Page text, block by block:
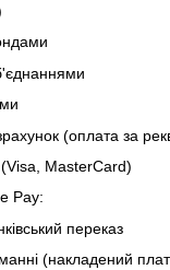
(оплата за
(Visa, MasterCard)
Pay:
переказ
(накладений